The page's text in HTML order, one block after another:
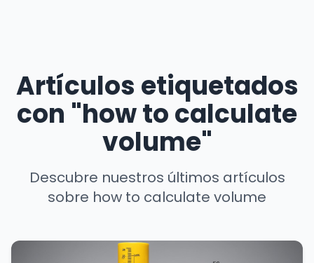
Artículos etiquetados
con "how to calculate
volume"
Descubre nuestros últimos artículos
sobre how to calculate volume